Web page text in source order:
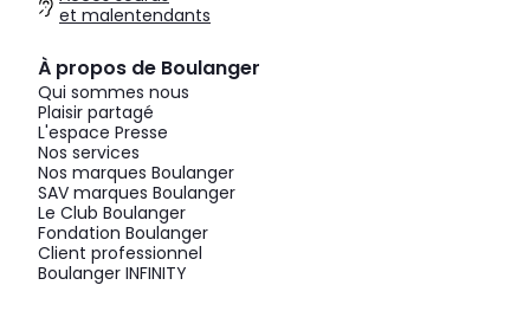
et malentendants
À propos de Boulanger
Qui sommes nous
Plaisir partagé
L'espace Presse
Nos services
Nos marques Boulanger
SAV marques Boulanger
Le Club Boulanger
Fondation Boulanger
Client professionnel
Boulanger INFINITY